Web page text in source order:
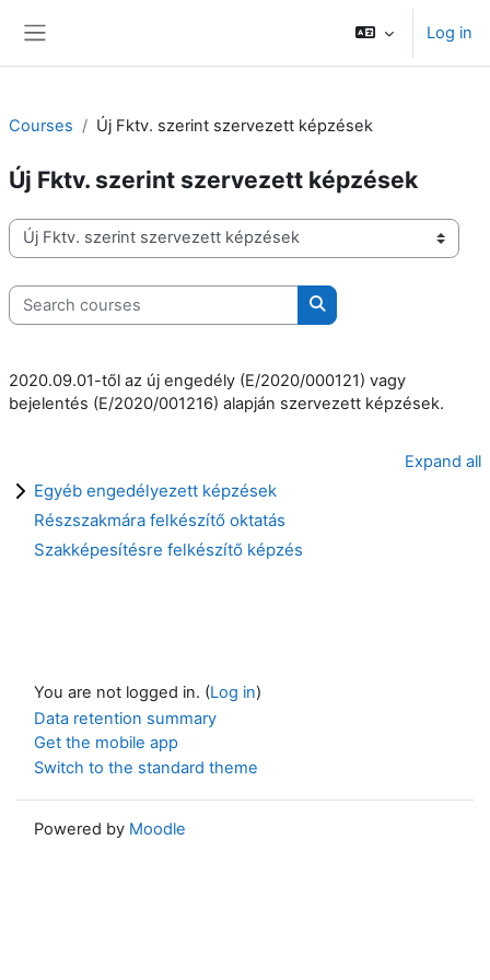
Log in
Courses Új Fktv. szerint szervezett képzések
Új Fktv. szerint szervezett képzések
Course categories
Search courses
Search courses
2020.09.01-től az új engedély (E/2020/000121) vagy
bejelentés (E/2020/001216) alapján szervezett képzések.
Expand all
Egyéb engedélyezett képzések
Részszakmára felkészítő oktatás
Szakképesítésre felkészítő képzés
You are not logged in. (Log in)
Data retention summary
Get the mobile app
Switch to the standard theme
Powered by Moodle